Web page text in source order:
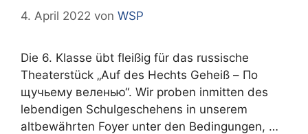
4. April 2022 von WSP
Die 6. Klasse übt fleißig für das russische
Theaterstück „Auf des Hechts Geheiß – По
щучьему веленью“. Wir proben inmitten des
lebendigen Schulgeschehens in unserem
altbewährten Foyer unter den Bedingungen, …